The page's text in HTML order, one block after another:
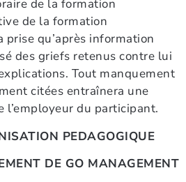
de la formation
de la formation
prise qu’après information
des griefs retenus contre lui
Tout manquement
citées entraînera une
l’employeur du participant.
PEDAGOGIQUE
DE GO MANAGEMENT